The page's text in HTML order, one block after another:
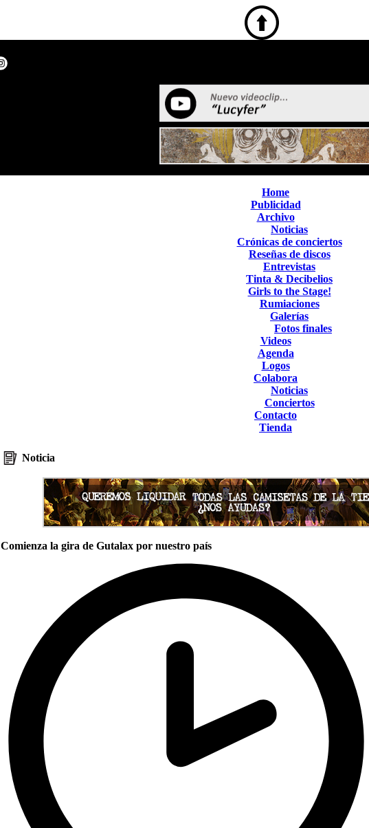
Home
Publicidad
Archivo
Noticias
Crónicas de conciertos
Reseñas de discos
Entrevistas
Tinta & Decibelios
Girls to the Stage!
Rumiaciones
Galerías
Fotos finales
Videos
Agenda
Logos
Colabora
Noticias
Conciertos
Contacto
Tienda
Noticia
Comienza la gira de Gutalax por nuestro país